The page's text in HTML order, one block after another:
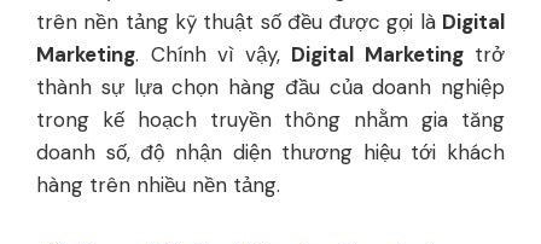
trên nền tảng kỹ thuật số đều được gọi là Digital
Marketing. Chính vì vậy, Digital Marketingtrở
thành sự lựa chọn hàng đầu của doanh nghiệp
trong kế hoạch truyền thông nhằm gia tăng
doanh số, độ nhận diện thương hiệu tới khách
hàng trên nhiều nền tảng.